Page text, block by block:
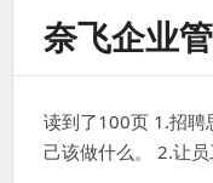
奈飞企业
读到了100页 1.招聘
己该做什么。 2.让